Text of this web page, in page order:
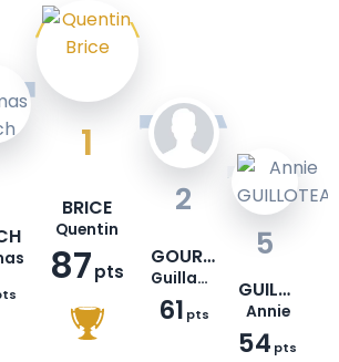
1
BRICE
Quentin
87pts
2
GOURIER
Guillaume
61 pts
5
GUILLOTEAU
Annie
54 pts